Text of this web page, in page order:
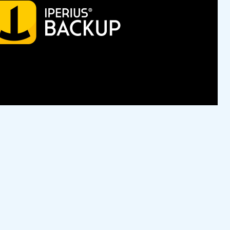
Storage. La colaboración con ReeVo se
de Cloud Storage.